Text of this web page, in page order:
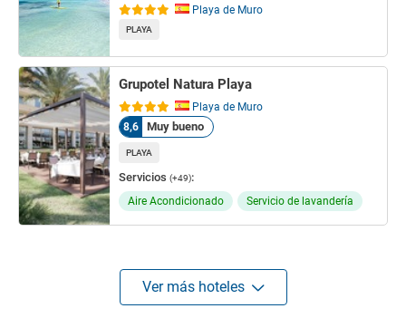
Playa de Muro
PLAYA
Grupotel Natura Playa
Playa de Muro
8,6
Muy bueno
PLAYA
Servicios (+49):
Aire Acondicionado Servicio de lavandería
Ver más hoteles